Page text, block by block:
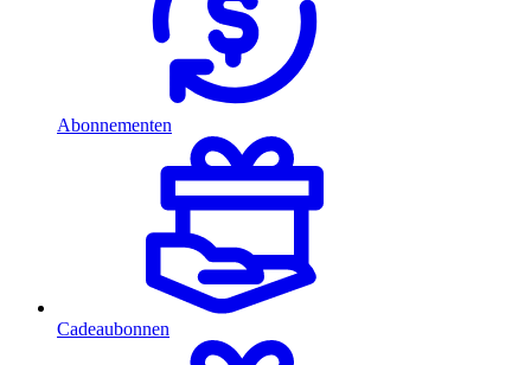
Abonnementen
Cadeaubonnen